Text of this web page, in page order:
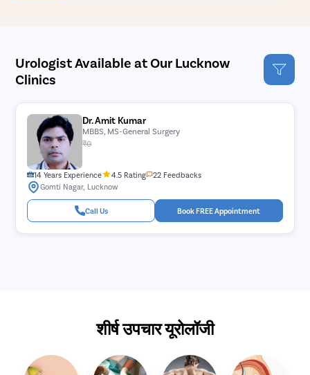
Urologist Available at Our Lucknow
Clinics
Dr. Amit Kumar
MBBS, MS-General Surgery
₹0
14 Years Experience 4.5 Rating
22 Feedbacks
Gomti Nagar, Lucknow
Call Us Book FREE Appointment
शीर्ष उपचार यूरोलॉजी